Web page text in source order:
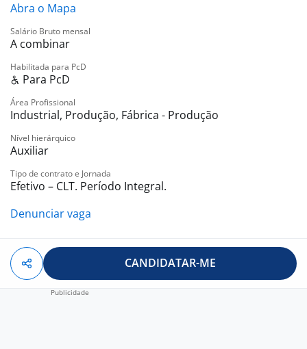
Abra o Mapa
Salário Bruto mensal
A combinar
Habilitada para PcD
Para PcD
Área Profissional
Industrial, Produção, Fábrica - Produção
Nível hierárquico
Auxiliar
Tipo de contrato e Jornada
Efetivo – CLT. Período Integral.
Denunciar vaga
CANDIDATAR-ME